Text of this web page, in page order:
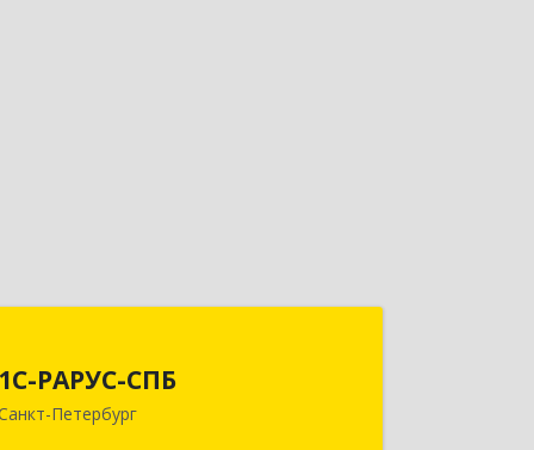
1С-РАРУС-СПБ
Петербург
муниципальный округ Аптекарский